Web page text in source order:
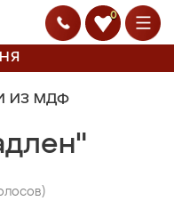
0
ИЗ МДФ